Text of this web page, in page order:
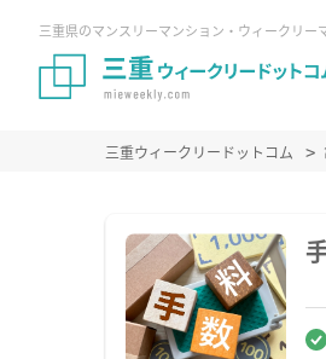
三重県のマンスリーマンション・ウィークリー
三重ウィークリードットコム